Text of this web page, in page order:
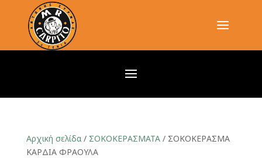
Αρχική σελίδα/ ΣΟΚΟΚΕΡΑΣΜΑΤΑ/ ΣΟΚΟΚΕΡΑΣΜΑ
ΚΑΡΔΙΑ ΦΡΑΟΥΛΑ